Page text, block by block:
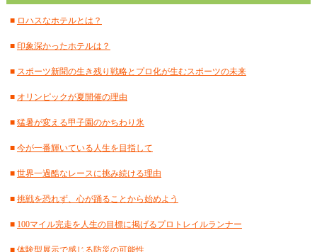
■2024年7月(18)
■ ロハスなホテルとは？
■ 印象深かったホテルは？
■ スポーツ新聞の生き残り戦略とプロ化が生むスポーツの未来
■ オリンピックが夏開催の理由
■ 猛暑が変える甲子園のかちわり氷
■ 今が一番輝いている人生を目指して
■ 世界一過酷なレースに挑み続ける理由
■ 挑戦を恐れず、心が踊ることから始めよう
■ 100マイル完走を人生の目標に掲げるプロトレイルランナー
■ 体験型展示で感じる防災の可能性